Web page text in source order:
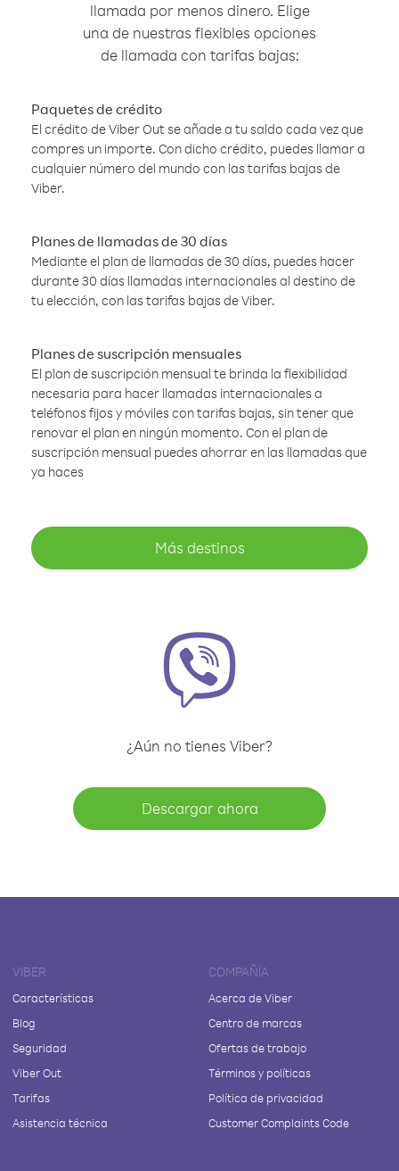
llamada por menos dinero. Elige
una de nuestras flexibles opciones
de llamada con tarifas bajas:
Paquetes de crédito
El crédito de Viber Out se añade a tu saldo cada vez que
compres un importe. Con dicho crédito, puedes llamar a
cualquier número del mundo con las tarifas bajas de
Viber.
Planes de llamadas de 30 días
Mediante el plan de llamadas de 30 días, puedes hacer
durante 30 días llamadas internacionales al destino de
tu elección, con las tarifas bajas de Viber.
Planes de suscripción mensuales
El plan de suscripción mensual te brinda la flexibilidad
necesaria para hacer llamadas internacionales a
teléfonos fijos y móviles con tarifas bajas, sin tener que
renovar el plan en ningún momento. Con el plan de
suscripción mensual puedes ahorrar en las llamadas que
ya haces
Más destinos
¿Aún no tienes Viber?
Descargar ahora
VIBER
Características
Blog
Seguridad
Viber Out
Tarifas
Asistencia técnica
COMPAÑÍA
Acerca de Viber
Centro de marcas
Ofertas de trabajo
Términos y políticas
Política de privacidad
Customer Complaints Code